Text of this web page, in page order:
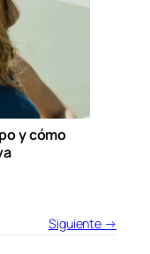
y cómo
Siguiente →